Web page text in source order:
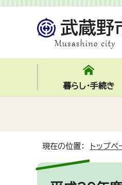
暮らし・手続き
現在の位置： トップペ